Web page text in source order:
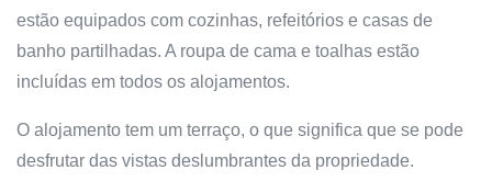
estão equipados com cozinhas, refeitórios e casas de
banho partilhadas. A roupa de cama e toalhas estão
incluídas em todos os alojamentos.
O alojamento tem um terraço, o que significa que se pode
desfrutar das vistas deslumbrantes da propriedade.